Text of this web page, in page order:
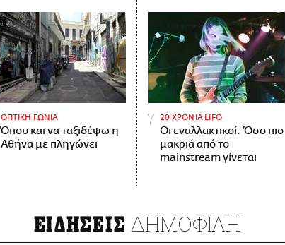
ΟΠΤΙΚΗ ΓΩΝΙΑ
Όπου και να ταξιδέψω η
Αθήνα με πληγώνει
20 ΧΡΟΝΙΑ LIFO
Οι εναλλακτικοί: Όσο πιο
μακριά από το
mainstream γίνεται
ΕΙΔΗΣΕΙΣ ΔΗΜΟΦΙΛΗ